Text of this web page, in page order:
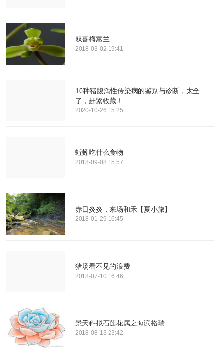
双喜梅蕙兰
2018-03-02 19:41
10种猪腹泻性传染病的鉴别与诊断，太全
了，赶紧收藏！
2020-10-26 15:25
蚯蚓吃什么食物
2018-09-08 15:57
赤日炎炎，来场和禾【夏小旅】
2018-01-29 16:45
猪场看不见的浪费
2018-07-10 16:46
景天科拟石莲花属之海滨格瑞
2018-08-13 23:42